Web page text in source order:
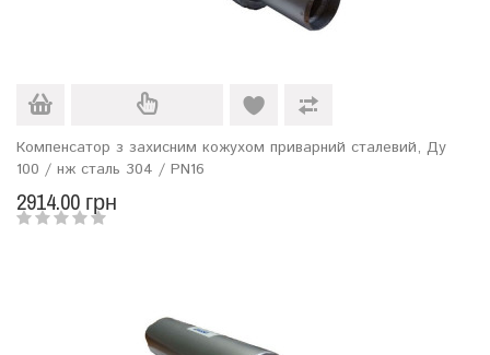
Компенсатор з захисним кожухом приварний сталевий, Ду
100 / нж сталь 304 / PN16
2914.00 грн